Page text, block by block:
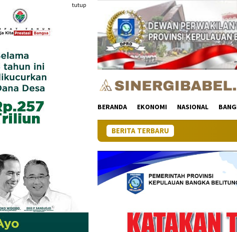
konten
tutup
BERANDA EKONOMI NASIONAL
BERITA TERBARU